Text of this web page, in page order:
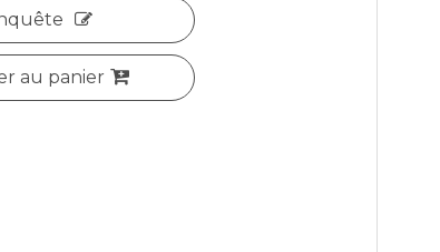
au panier